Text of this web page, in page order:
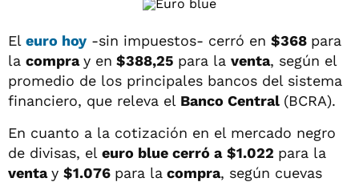
El euro hoy -sin impuestos- cerró en $368 para
la compray en $388,25 para la venta, según el
promedio de los principales bancos del sistema
financiero, que releva el Banco Central (BCRA).
En cuanto a la cotización en el mercado negro
de divisas, el euro blue cerró a $1.022 para la
ventay $1.076 para la compra, según cuevas